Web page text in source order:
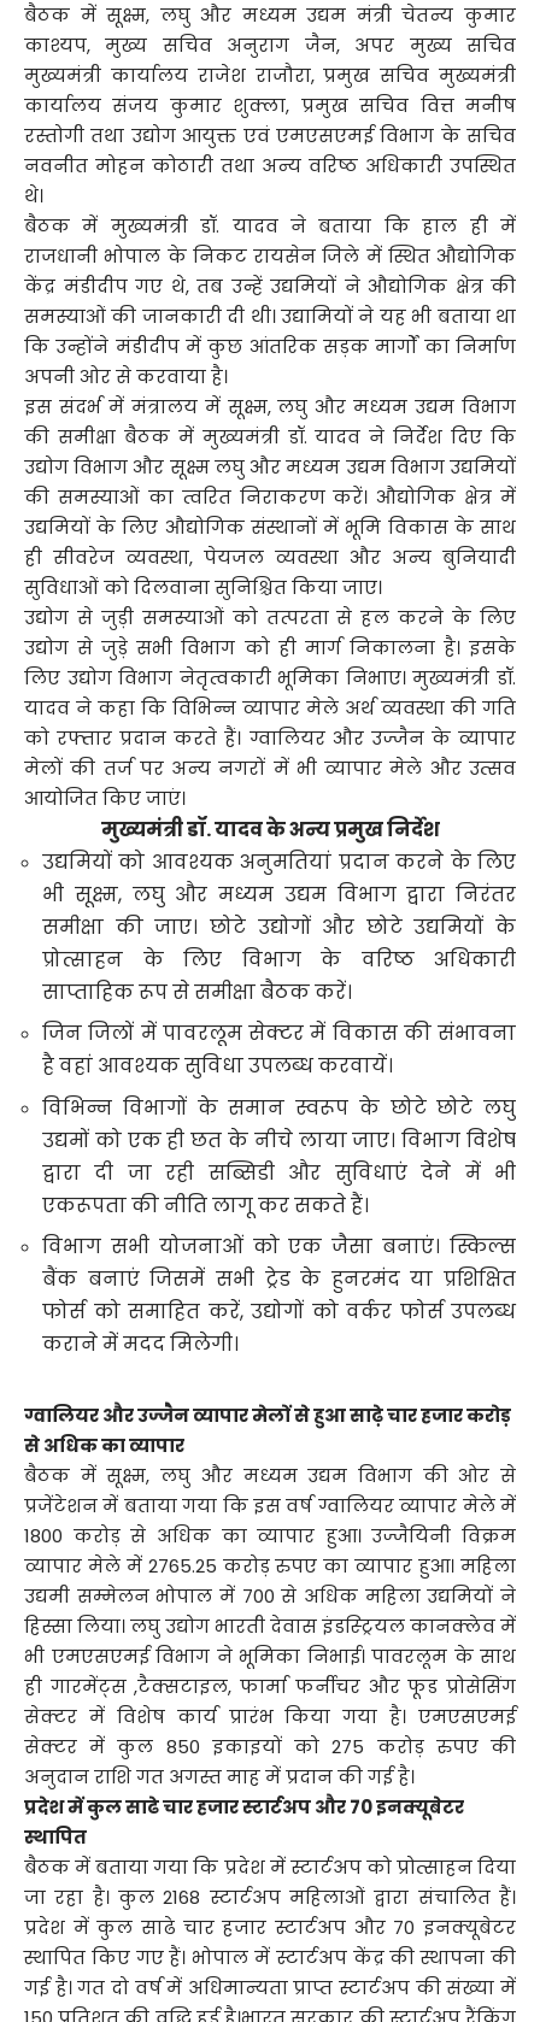
बैठक में सूक्ष्म, लघु और मध्यम उद्यम मंत्री चेतन्य कुमार
काश्यप, मुख्य सचिव अनुराग जैन, अपर मुख्य सचिव
मुख्यमंत्री कार्यालय राजेश राजौरा, प्रमुख सचिव मुख्यमंत्री
कार्यालय संजय कुमार शुक्ला, प्रमुख सचिव वित्त मनीष
रस्तोगी तथा उद्योग आयुक्त एवं एमएसएमई विभाग के सचिव
नवनीत मोहन कोठारी तथा अन्य वरिष्ठ अधिकारी उपस्थित
थे।
बैठक में मुख्यमंत्री डॉ. यादव ने बताया कि हाल ही में
राजधानी भोपाल के निकट रायसेन जिले में स्थित औद्योगिक
केंद्र मंडीदीप गए थे, तब उन्हें उद्यमियों ने औद्योगिक क्षेत्र की
समस्याओं की जानकारी दी थी। उद्यामियों ने यह भी बताया था
कि उन्होंने मंडीदीप में कुछ आंतरिक सड़क मार्गों का निर्माण
अपनी ओर से करवाया है।
इस संदर्भ में मंत्रालय में सूक्ष्म, लघु और मध्यम उद्यम विभाग
की समीक्षा बैठक में मुख्यमंत्री डॉ. यादव ने निर्देश दिए कि
उद्योग विभाग और सूक्ष्म लघु और मध्यम उद्यम विभाग उद्यमियों
की समस्याओं का त्वरित निराकरण करें। औद्योगिक क्षेत्र में
उद्यमियों के लिए औद्योगिक संस्थानों में भूमि विकास के साथ
ही सीवरेज व्यवस्था, पेयजल व्यवस्था और अन्य बुनियादी
सुविधाओं को दिलवाना सुनिश्चित किया जाए।
उद्योग से जुड़ी समस्याओं को तत्परता से हल करने के लिए
उद्योग से जुड़े सभी विभाग को ही मार्ग निकालना है। इसके
लिए उद्योग विभाग नेतृत्वकारी भूमिका निभाए। मुख्यमंत्री डॉ.
यादव ने कहा कि विभिन्न व्यापार मेले अर्थ व्यवस्था की गति
को रफ्तार प्रदान करते हैं। ग्वालियर और उज्जैन के व्यापार
मेलों की तर्ज पर अन्य नगरों में भी व्यापार मेले और उत्सव
आयोजित किए जाएं।
मुख्यमंत्री डॉ. यादव के अन्य प्रमुख निर्देश
उद्यमियों को आवश्यक अनुमतियां प्रदान करने के लिए
भी सूक्ष्म, लघु और मध्यम उद्यम विभाग द्वारा निरंतर
समीक्षा की जाए। छोटे उद्योगों और छोटे उद्यमियों के
प्रोत्साहन के लिए विभाग के वरिष्ठ अधिकारी
साप्ताहिक रूप से समीक्षा बैठक करें।
जिन जिलों में पावरलूम सेक्टर में विकास की संभावना
है वहां आवश्यक सुविधा उपलब्ध करवायें।
विभिन्न विभागों के समान स्वरूप के छोटे छोटे लघु
उद्यमों को एक ही छत के नीचे लाया जाए। विभाग विशेष
द्वारा दी जा रही सब्सिडी और सुविधाएं देने में भी
एकरूपता की नीति लागू कर सकते हैं।
विभाग सभी योजनाओं को एक जैसा बनाएं। स्किल्स
बैंक बनाएं जिसमें सभी ट्रेड के हुनरमंद या प्रशिक्षित
फोर्स को समाहित करें, उद्योगों को वर्कर फोर्स उपलब्ध
कराने में मदद मिलेगी।
ग्वालियर और उज्जैन व्यापार मेलों से हुआ साढ़े चार हजार करोड़
से अधिक का व्यापार
बैठक में सूक्ष्म, लघु और मध्यम उद्यम विभाग की ओर से
प्रजेंटेशन में बताया गया कि इस वर्ष ग्वालियर व्यापार मेले में
1800 करोड़ से अधिक का व्यापार हुआ। उज्जैयिनी विक्रम
व्यापार मेले में 2765.25 करोड़ रुपए का व्यापार हुआ। महिला
उद्यमी सम्मेलन भोपाल में 700 से अधिक महिला उद्यमियों ने
हिस्सा लिया। लघु उद्योग भारती देवास इंडस्ट्रियल कानक्लेव में
भी एमएसएमई विभाग ने भूमिका निभाई। पावरलूम के साथ
ही गारमेंट्स ,टैक्सटाइल, फार्मा फर्नीचर और फूड प्रोसेसिंग
सेक्टर में विशेष कार्य प्रारंभ किया गया है। एमएसएमई
सेक्टर में कुल 850 इकाइयों को 275 करोड़ रुपए की
अनुदान राशि गत अगस्त माह में प्रदान की गई है।
प्रदेश में कुल साढे चार हजार स्टार्टअप और 70 इनक्यूबेटर
स्थापित
बैठक में बताया गया कि प्रदेश में स्टार्टअप को प्रोत्साहन दिया
जा रहा है। कुल 2168 स्टार्टअप महिलाओं द्वारा संचालित हैं।
प्रदेश में कुल साढे चार हजार स्टार्टअप और 70 इनक्यूबेटर
स्थापित किए गए हैं। भोपाल में स्टार्टअप केंद्र की स्थापना की
गई है। गत दो वर्ष में अधिमान्यता प्राप्त स्टार्टअप की संख्या में